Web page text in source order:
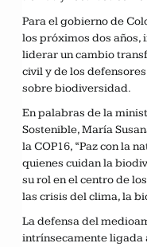
Para el gobierno de
los próximos dos
liderar un cambio
civil y de los
sobre biodiversidad.
En palabras de la
Sostenible, María
la COP16, “Paz con la
quienes cuidan la
su rol en el centro de
las crisis del clima, la
La defensa del
intrínsecamente ligada